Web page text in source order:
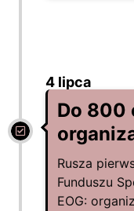
4 lipca
Do 800
Rusza
Funduszu
EOG: